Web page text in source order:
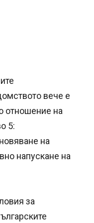
вече е
отношение на
5:
на
напускане на
за